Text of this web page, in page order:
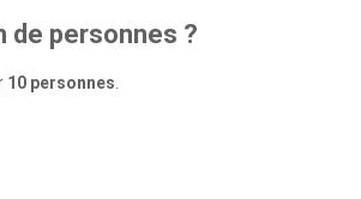
de personnes ?
10 personnes